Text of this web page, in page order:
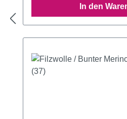
In den